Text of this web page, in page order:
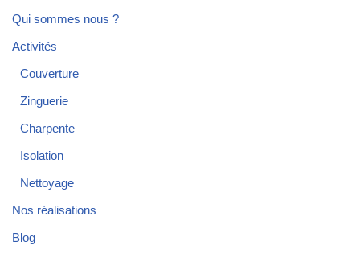
Qui sommes nous ?
Activités
Couverture
Zinguerie
Charpente
Isolation
Nettoyage
Nos réalisations
Blog